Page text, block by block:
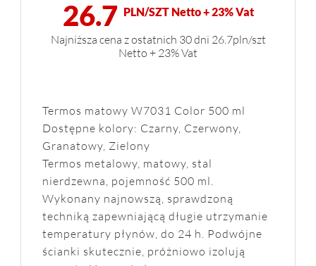
26.7 PLN/SZT Netto + 23% Vat
Najniższa cena z ostatnich 30 dni 26.7pln/szt
Netto + 23% Vat
Termos matowy W7031 Color 500 ml
Dostępne kolory: Czarny, Czerwony,
Granatowy, Zielony
Termos metalowy, matowy, stal
nierdzewna, pojemność 500 ml.
Wykonany najnowszą, sprawdzoną
techniką zapewniającą długie utrzymanie
temperatury płynów, do 24 h. Podwójne
ścianki skutecznie, próżniowo izolują